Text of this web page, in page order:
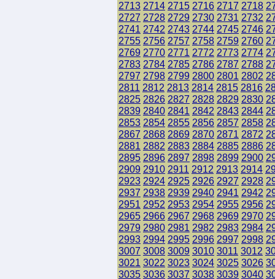
2713 2714 2715 2716 2717 2718
2727 2728 2729 2730 2731 2732
2741 2742 2743 2744 2745 2746
2755 2756 2757 2758 2759 2760
2769 2770 2771 2772 2773 2774
2783 2784 2785 2786 2787 2788
2797 2798 2799 2800 2801 2802
2811 2812 2813 2814 2815 2816
2825 2826 2827 2828 2829 2830
2839 2840 2841 2842 2843 2844
2853 2854 2855 2856 2857 2858
2867 2868 2869 2870 2871 2872
2881 2882 2883 2884 2885 2886
2895 2896 2897 2898 2899 2900
2909 2910 2911 2912 2913 2914
2923 2924 2925 2926 2927 2928
2937 2938 2939 2940 2941 2942
2951 2952 2953 2954 2955 2956
2965 2966 2967 2968 2969 2970
2979 2980 2981 2982 2983 2984
2993 2994 2995 2996 2997 2998
3007 3008 3009 3010 3011 3012
3021 3022 3023 3024 3025 3026
3035 3036 3037 3038 3039 3040